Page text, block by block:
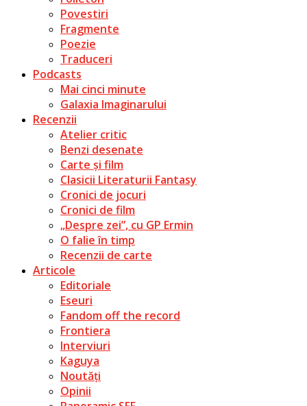
Povestiri
Fragmente
Poezie
Traduceri
Podcasts
Mai cinci minute
Galaxia Imaginarului
Recenzii
Atelier critic
Benzi desenate
Carte și film
Clasicii Literaturii Fantasy
Cronici de jocuri
Cronici de film
„Despre zei”, cu GP Ermin
O falie în timp
Recenzii de carte
Articole
Editoriale
Eseuri
Fandom off the record
Frontiera
Interviuri
Kaguya
Noutăți
Opinii